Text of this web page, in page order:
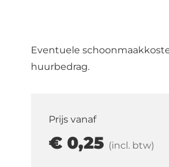
Eventuele
huurbedrag.
Prijs vanaf
€ 0,25 (incl. btw)